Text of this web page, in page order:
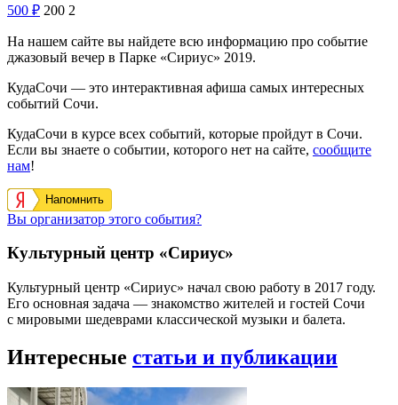
500 ₽ 200 2
На нашем сайте вы найдете всю информацию про событие
джазовый вечер в Парке «Сириус» 2019.
КудаСочи — это интерактивная афиша самых интересных
событий Сочи.
КудаСочи в курсе всех событий, которые пройдут в Сочи.
Если вы знаете о событии, которого нет на сайте, сообщите
нам!
Напомнить
Вы организатор этого события?
Культурный центр «Сириус»
Культурный центр «Сириус» начал свою работу в 2017 году.
Его основная задача — знакомство жителей и гостей Сочи
с мировыми шедеврами классической музыки и балета.
Интересные статьи и публикации